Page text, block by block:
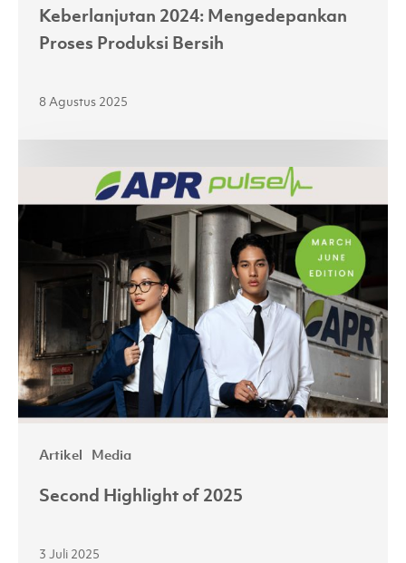
Keberlanjutan 2024: Mengedepankan
Proses Produksi Bersih
8 Agustus 2025
Artikel Media
Highlight
Second Highlight of 2025
3 Juli 2025